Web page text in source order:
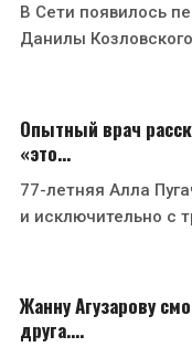
В Сети появилось
Данилы
Опытный врач
«это…
77-летняя Алла
и исключительно с
Жанну Агузарову
друга.…